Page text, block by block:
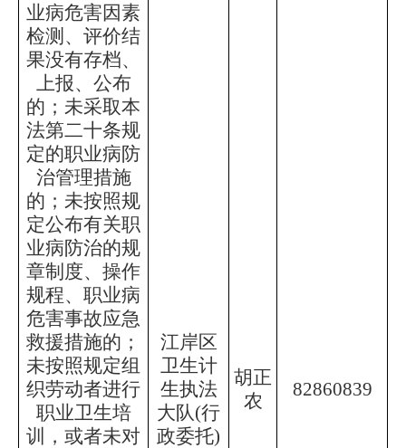
业病危害因素
检测、评价结
果没有存档、
上报、公布
的；未采取本
法第二十条规
定的职业病防
治管理措施
的；未按照规
定公布有关职
业病防治的规
章制度、操作
规程、职业病
危害事故应急
救援措施的；
未按照规定组
织劳动者进行
职业卫生培
训，或者未对
江岸区
卫生计
生执法
大队(行
政委托)
胡正
农
82860839